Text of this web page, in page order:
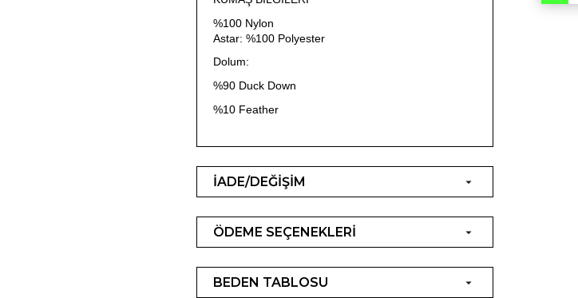
%100 Nylon
Astar: %100 Polyester
Dolum:
%90 Duck Down
%10 Feather
İADE/DEĞİŞİM
ÖDEME SEÇENEKLERİ
BEDEN TABLOSU